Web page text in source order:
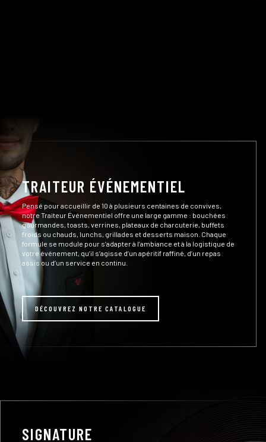
TRAITEUR ÉVÉNEMENTIEL
Pensé pour accueillir de 10 à plusieurs centaines de convives,
notre Traiteur Événementiel offre une large gamme : bouchées
gourmandes, toasts, verrines, plateaux de charcuterie, buffets
froids ou chauds, lunchs, grillades et desserts maison. Chaque
formule se module pour s’adapter à l’ambiance et à la logistique de
votre événement, qu’il s’agisse d’un apéritif raffiné, d’un repas
assis ou d’un service en continu.
DÉCOUVREZ NOTRE CATALOGUE
SIGNATURE